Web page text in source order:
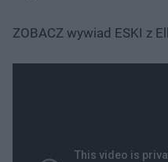
ZOBACZ wywiad ESKI z